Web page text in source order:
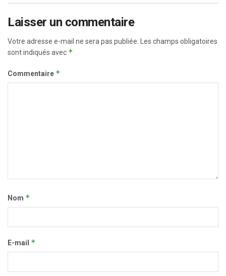
Laisser un commentaire
Votre adresse e-mail ne sera pas publiée.
Les champs obligatoires
sont indiqués avec *
Commentaire *
Nom *
E-mail *